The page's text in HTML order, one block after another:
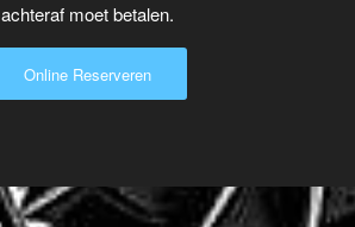
achteraf moet betalen.
Online Reserveren